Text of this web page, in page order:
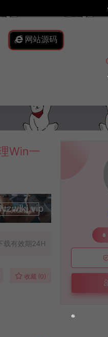
网站源码
Win一
升级会员
载有效期24H
收藏 (0)